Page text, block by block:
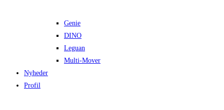
Genie
DINO
Leguan
Multi-Mover
Nyheder
Profil